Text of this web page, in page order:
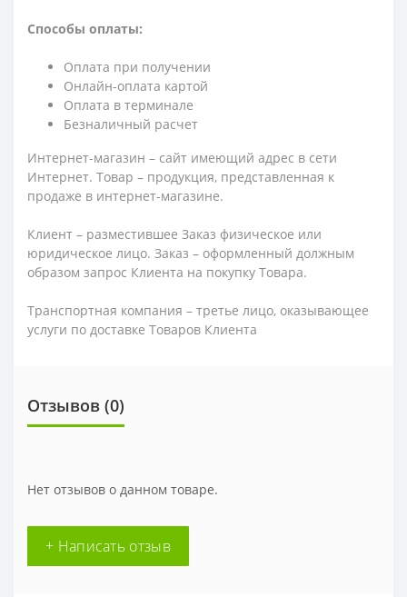
Способы оплаты:
Оплата при получении
Онлайн-оплата картой
Оплата в терминале
Безналичный расчет
Интернет-магазин – сайт имеющий адрес в сети
Интернет. Товар – продукция, представленная к
продаже в интернет-магазине.
Клиент – разместившее Заказ физическое или
юридическое лицо. Заказ – оформленный должным
образом запрос Клиента на покупку Товара.
Транспортная компания – третье лицо, оказывающее
услуги по доставке Товаров Клиента
Отзывов (0)
Нет отзывов о данном товаре.
+ Написать отзыв